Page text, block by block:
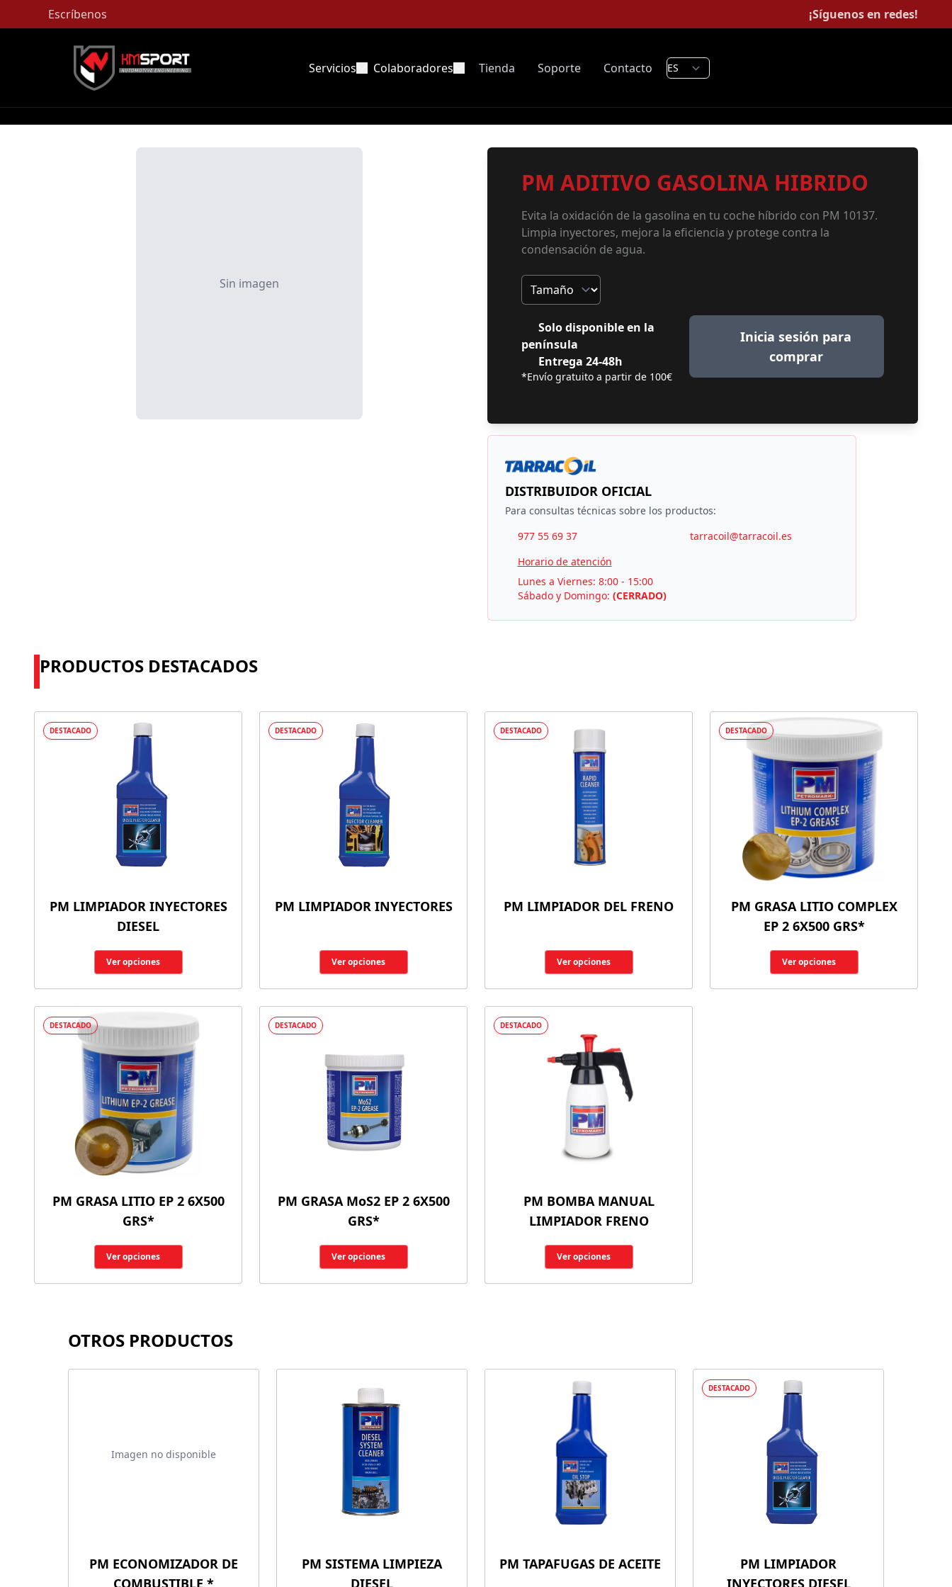
Escríbenos ¡Síguenos en redes!
Servicios Colaboradores Tienda Soporte Contacto
Sin imagen
PM ADITIVO GASOLINA HIBRIDO
Evita la oxidación de la gasolina en tu coche híbrido con PM 10137.
Limpia inyectores, mejora la eficiencia y protege contra la
condensación de agua.
Tamaño
Solo disponible en la
península
Entrega 24-48h
*Envío gratuito a partir de 100€
Inicia sesión para
comprar
DISTRIBUIDOR OFICIAL
Para consultas técnicas sobre los productos:
977 55 69 37
tarracoil@tarracoil.es
Horario de atención
Lunes a Viernes: 8:00 - 15:00
Sábado y Domingo: (CERRADO)
PRODUCTOS DESTACADOS
DESTACADO
PM LIMPIADOR INYECTORES
DIESEL
Ver opciones
DESTACADO
PM LIMPIADOR INYECTORES
Ver opciones
DESTACADO
PM LIMPIADOR DEL FRENO
Ver opciones
DESTACADO
PM GRASA LITIO COMPLEX
EP 2 6X500 GRS*
Ver opciones
DESTACADO
PM GRASA LITIO EP 2 6X500
GRS*
Ver opciones
DESTACADO
PM GRASA MoS2 EP 2 6X500
GRS*
Ver opciones
DESTACADO
PM BOMBA MANUAL
LIMPIADOR FRENO
Ver opciones
OTROS PRODUCTOS
Imagen no disponible
PM ECONOMIZADOR DE
COMBUSTIBLE *
PM SISTEMA LIMPIEZA
DIESEL
PM TAPAFUGAS DE ACEITE
DESTACADO
PM LIMPIADOR
INYECTORES DIESEL